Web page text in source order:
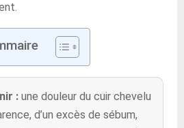
: une douleur du cuir chevelu
d’un excès de sébum,